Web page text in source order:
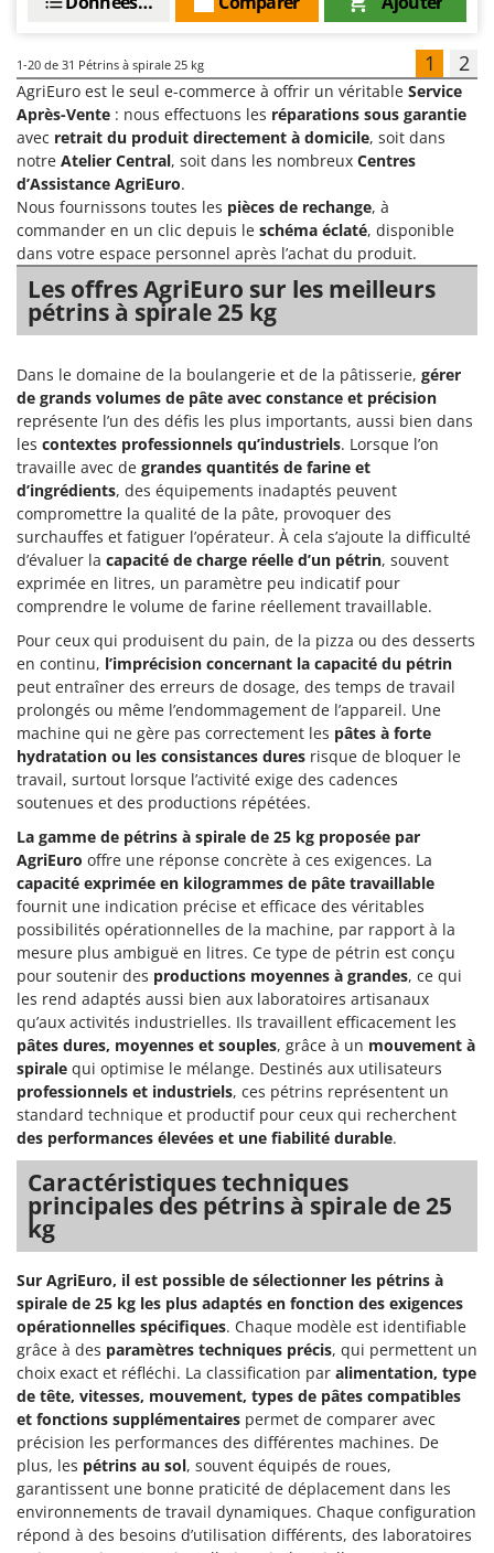
1-20 de 31 Pétrins à spirale 25 kg 1 2
AgriEuro est le seul e-commerce à offrir un véritable Service
Après-Vente : nous effectuons les réparations sous garantie
avec retrait du produit directement à domicile, soit dans
notre Atelier Central, soit dans les nombreux Centres
d’Assistance AgriEuro.
Nous fournissons toutes les pièces de rechange, à
commander en un clic depuis le schéma éclaté, disponible
dans votre espace personnel après l’achat du produit.
Les offres AgriEuro sur les meilleurs
pétrins à spirale 25 kg
Dans le domaine de la boulangerie et de la pâtisserie, gérer
de grands volumes de pâte avec constance et précision
représente l’un des défis les plus importants, aussi bien dans
les contextes professionnels qu’industriels. Lorsque l’on
travaille avec de grandes quantités de farine et
d’ingrédients, des équipements inadaptés peuvent
compromettre la qualité de la pâte, provoquer des
surchauffes et fatiguer l’opérateur. À cela s’ajoute la difficulté
d’évaluer la capacité de charge réelle d’un pétrin, souvent
exprimée en litres, un paramètre peu indicatif pour
comprendre le volume de farine réellement travaillable.
Pour ceux qui produisent du pain, de la pizza ou des desserts
en continu, l’imprécision concernant la capacité du pétrin
peut entraîner des erreurs de dosage, des temps de travail
prolongés ou même l’endommagement de l’appareil. Une
machine qui ne gère pas correctement les pâtes à forte
hydratation ou les consistances dures risque de bloquer le
travail, surtout lorsque l’activité exige des cadences
soutenues et des productions répétées.
La gamme de pétrins à spirale de 25 kg proposée par
AgriEuro offre une réponse concrète à ces exigences. La
capacité exprimée en kilogrammes de pâte travaillable
fournit une indication précise et efficace des véritables
possibilités opérationnelles de la machine, par rapport à la
mesure plus ambiguë en litres. Ce type de pétrin est conçu
pour soutenir des productions moyennes à grandes, ce qui
les rend adaptés aussi bien aux laboratoires artisanaux
qu’aux activités industrielles. Ils travaillent efficacement les
pâtes dures, moyennes et souples, grâce à un mouvement à
spirale qui optimise le mélange. Destinés aux utilisateurs
professionnels et industriels, ces pétrins représentent un
standard technique et productif pour ceux qui recherchent
des performances élevées et une fiabilité durable.
Caractéristiques techniques
principales des pétrins à spirale de 25
kg
Sur AgriEuro, il est possible de sélectionner les pétrins à
spirale de 25 kg les plus adaptés en fonction des exigences
opérationnelles spécifiques. Chaque modèle est identifiable
grâce à des paramètres techniques précis, qui permettent un
choix exact et réfléchi. La classification par alimentation, type
de tête, vitesses, mouvement, types de pâtes compatibles
et fonctions supplémentaires permet de comparer avec
précision les performances des différentes machines. De
plus, les pétrins au sol, souvent équipés de roues,
garantissent une bonne praticité de déplacement dans les
environnements de travail dynamiques. Chaque configuration
répond à des besoins d’utilisation différents, des laboratoires